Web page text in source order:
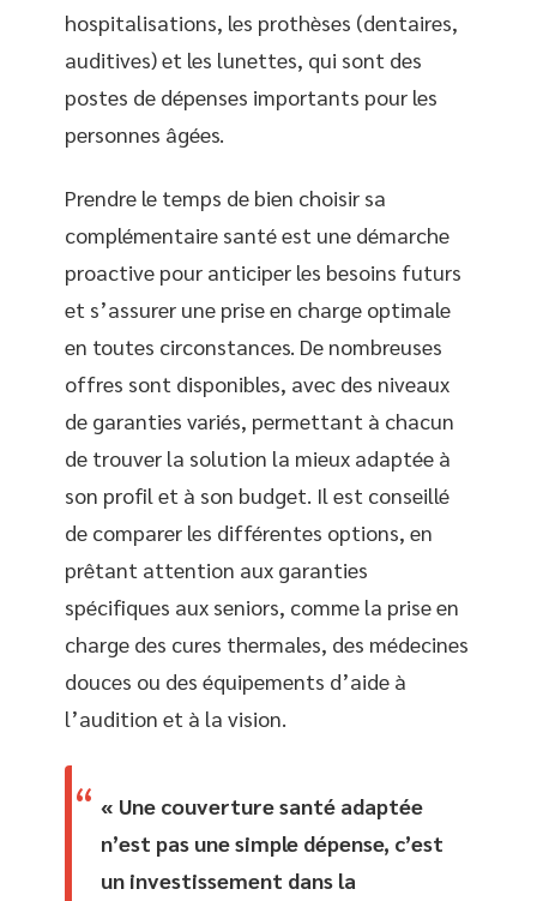
hospitalisations, les prothèses (dentaires,
auditives) et les lunettes, qui sont des
postes de dépenses importants pour les
personnes âgées.
Prendre le temps de bien choisir sa
complémentaire santé est une démarche
proactive pour anticiper les besoins futurs
et s’assurer une prise en charge optimale
en toutes circonstances. De nombreuses
offres sont disponibles, avec des niveaux
de garanties variés, permettant à chacun
de trouver la solution la mieux adaptée à
son profil et à son budget. Il est conseillé
de comparer les différentes options, en
prêtant attention aux garanties
spécifiques aux seniors, comme la prise en
charge des cures thermales, des médecines
douces ou des équipements d’aide à
l’audition et à la vision.
« Une couverture santé adaptée
n’est pas une simple dépense, c’est
un investissement dans la